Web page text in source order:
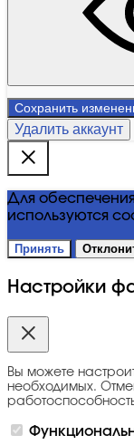
Сохранить
Удалить аккаунт
Для
используются
Принять
Настройки
Вы можете
необходимых.